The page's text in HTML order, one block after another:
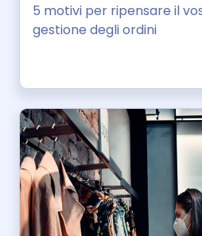
5 motivi per ripensare il
gestione degli ordini